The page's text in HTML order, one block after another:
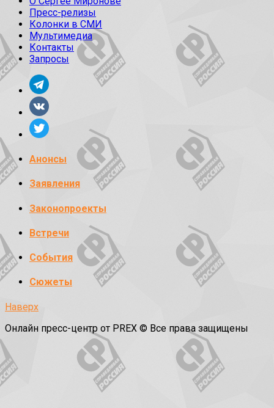
Пресс-релизы
Колонки в СМИ
Мультимедиа
Контакты
Запросы
Анонсы
Заявления
Законопроекты
Встречи
События
Сюжеты
Наверх
Онлайн пресс-центр от PREX © Все права защищены